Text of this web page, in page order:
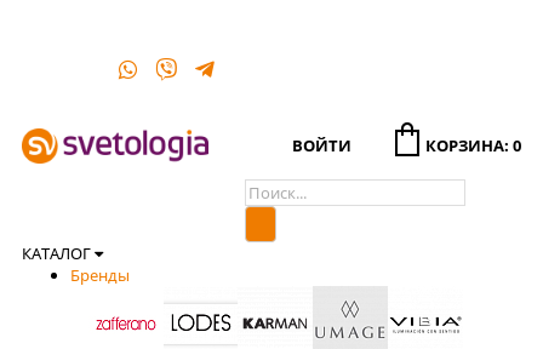
ВОЙТИ КОРЗИНА: 0
КАТАЛОГ
Бренды